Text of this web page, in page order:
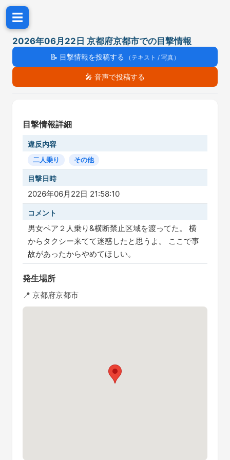
☰
2026年06月22日 京都府京都市での目撃情報
📝 目撃情報を投稿する （テキスト / 写真）
🎤 音声で投稿する
目撃情報詳細
違反内容
二人乗り その他
目撃日時
2026年06月22日 21:58:10
コメント
男女ペア２人乗り&横断禁止区域を渡ってた。 横
からタクシー来てて迷惑したと思うよ。 ここで事
故があったからやめてほしい。
発生場所
📍 京都府京都市